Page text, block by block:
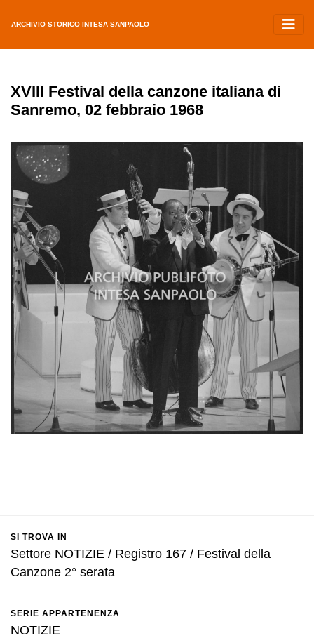
ARCHIVIO STORICO INTESA SANPAOLO
XVIII Festival della canzone italiana di
Sanremo, 02 febbraio 1968
SI TROVA IN
Settore NOTIZIE / Registro 167 / Festival della
Canzone 2° serata
SERIE APPARTENENZA
NOTIZIE